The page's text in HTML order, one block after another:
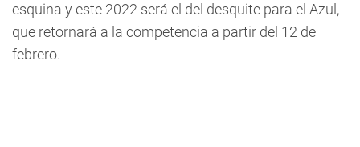
esquina y este 2022 será el del desquite para el Azul,
que retornará a la competencia a partir del 12 de
febrero.